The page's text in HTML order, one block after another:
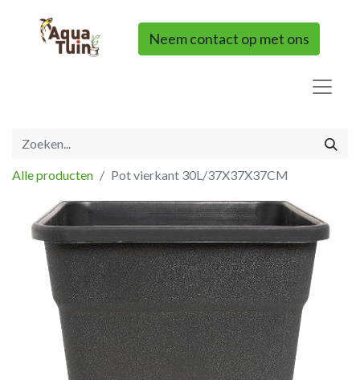
Neem contact op met ons
Alle producten Pot vierkant 30L/37X37X37CM